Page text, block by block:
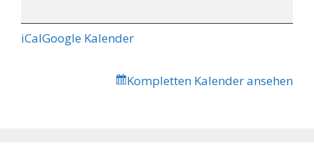
iCalGoogle Kalender
Kompletten Kalender ansehen